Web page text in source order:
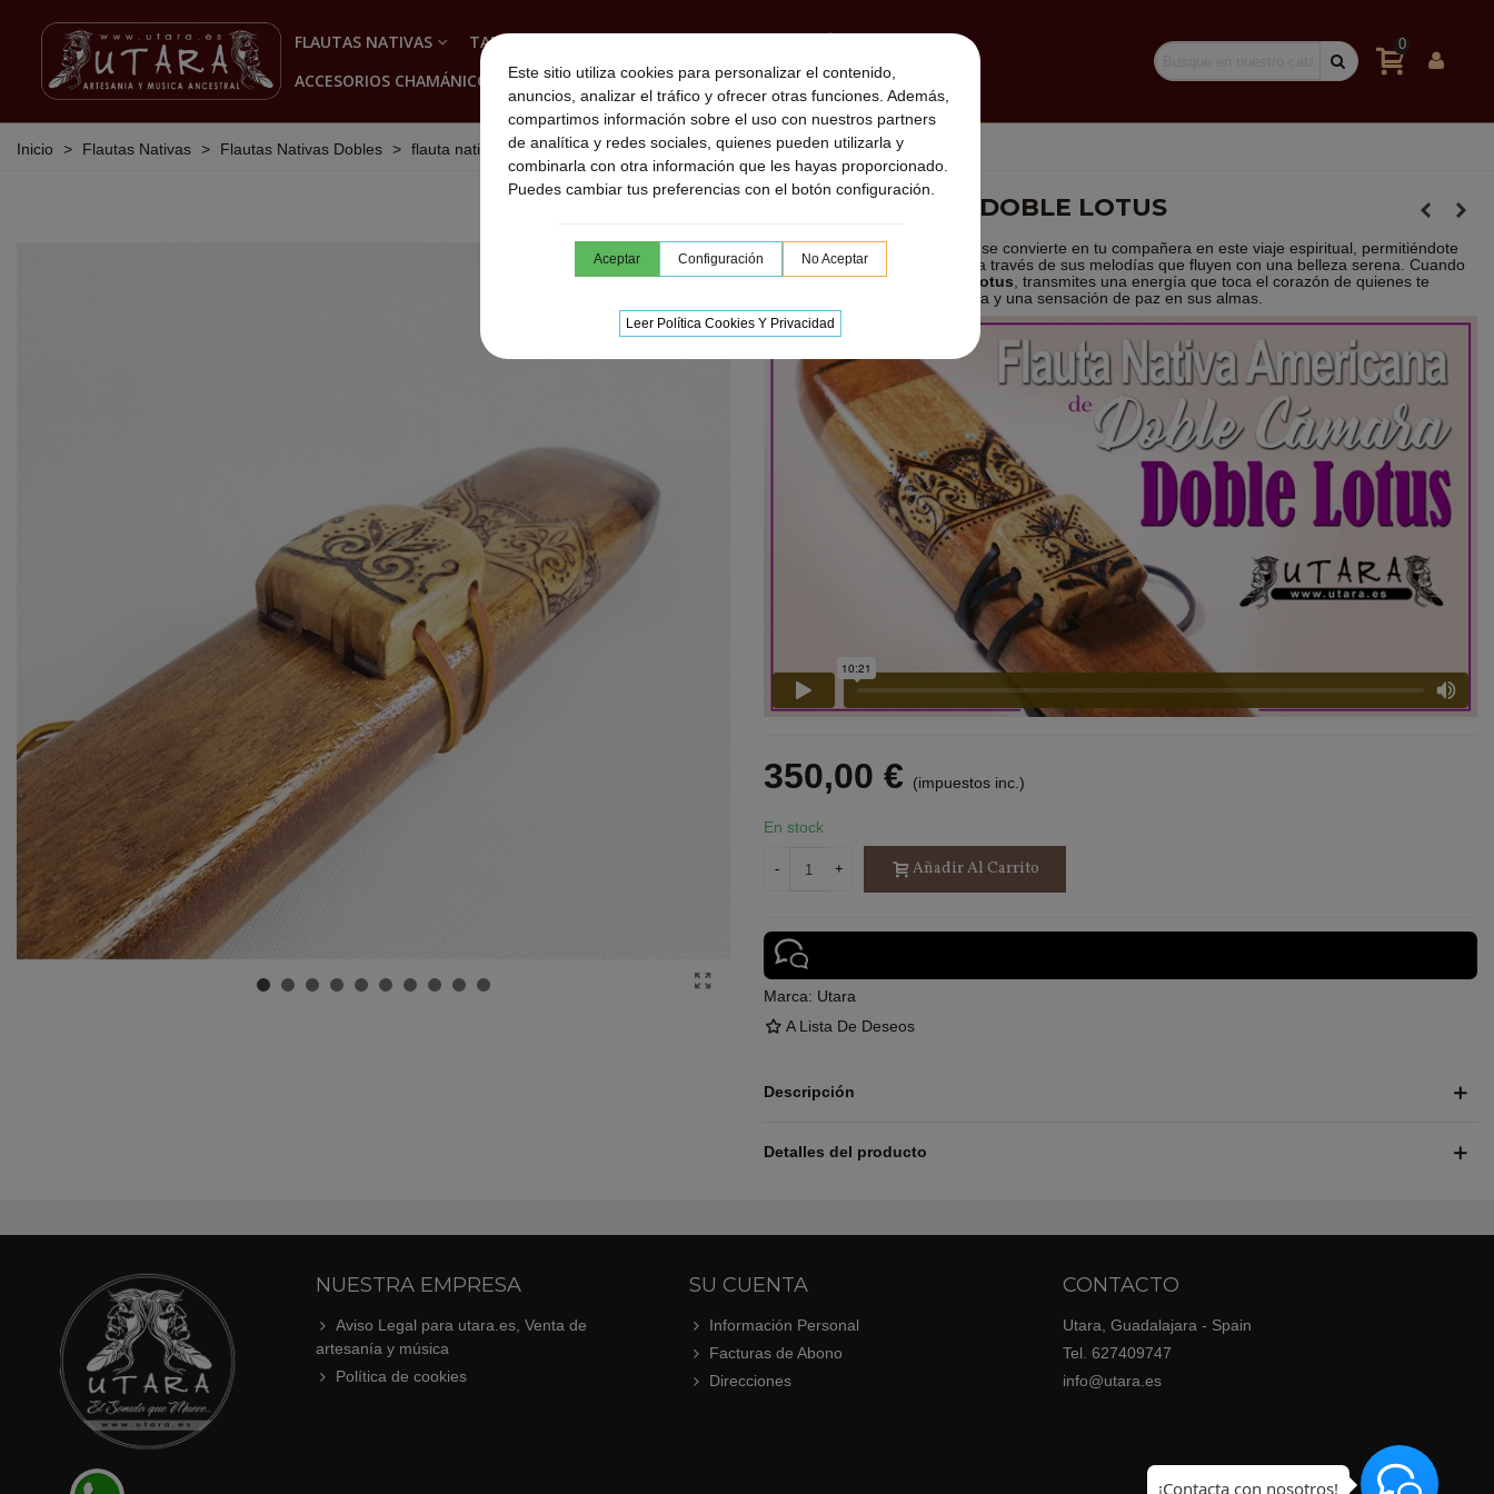
Este sitio utiliza cookies para personalizar el contenido,
anuncios, analizar el tráfico y ofrecer otras funciones. Además,
compartimos información sobre el uso con nuestros partners
de analítica y redes sociales, quienes pueden utilizarla y
combinarla con otra información que les hayas proporcionado.
Puedes cambiar tus preferencias con el botón configuración.
Aceptar Configuración No Aceptar
Leer Política Cookies Y Privacidad
FLAUTAS NATIVAS TAMBORES CHAMANICOS
ACCESORIOS CHAMÁNICOS
MUSICA DESCARGABLE SESIONES ON LINE
0
Inicio > Flautas Nativas > Flautas Nativas Dobles > flauta nativa doble Lotus
FLAUTA NATIVA DOBLE LOTUS
Laflauta nativa doble Lotus
se convierte en tu compañera en este viaje espiritual, permitiéndote
expresar lo mejor de ti mismo a través de sus melodías que fluyen con una belleza serena. Cuando
tocas laflauta nativa doble Lotus , transmites una energía que toca el corazón de quienes te
escuchan, generando confianza y una sensación de paz en sus almas.
350,00 € (impuestos inc.)
En stock
- + Añadir Al Carrito
Marca: Utara
A Lista De Deseos
Descripción
Detalles del producto
NUESTRA EMPRESA
Aviso Legal para utara.es, Venta de
artesanía y música
Política de cookies
SU CUENTA
Información Personal
Facturas de Abono
Direcciones
CONTACTO
Utara, Guadalajara - Spain
Tel. 627409747
info@utara.es
¡Contacta con nosotros!